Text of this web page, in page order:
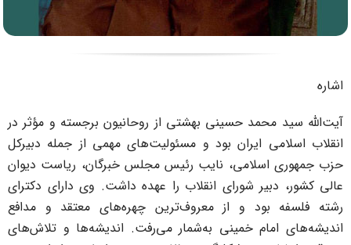
سید محمد حسینی بهشتی از روحانیون برجسته و مؤثر در
اسلامی ایران بود و مسئولیت‌های مهمی از جمله دبیرکل
جمهوری اسلامی، نایب رئیس مجلس خبرگان، ریاست دیوان
کشور، دبیر شورای انقلاب را عهده داشت. وی دارای دکترای
فلسفه بود و از معروف‌ترین چهره‌های معتقد و مدافع
امام خمینی به‌شمار می‌رفت. اندیشه‌ها و تلاش‌های